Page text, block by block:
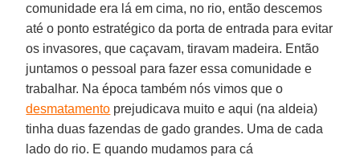
comunidade era lá em cima, no rio, então descemos
até o ponto estratégico da porta de entrada para evitar
os invasores, que caçavam, tiravam madeira. Então
juntamos o pessoal para fazer essa comunidade e
trabalhar. Na época também nós vimos que o
desmatamento prejudicava muito e aqui (na aldeia)
tinha duas fazendas de gado grandes. Uma de cada
lado do rio. E quando mudamos para cá